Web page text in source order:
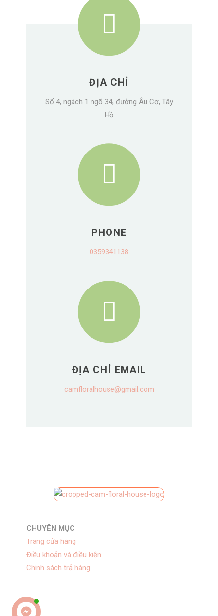
ĐỊA CHỈ
Số 4, ngách 1 ngõ 34, đường Âu Cơ, Tây
Hồ
PHONE
0359341138
ĐỊA CHỈ EMAIL
camfloralhouse@gmail.com
CHUYÊN MỤC
Trang cửa hàng
Điều khoản và điều kiện
Chính sách trả hàng